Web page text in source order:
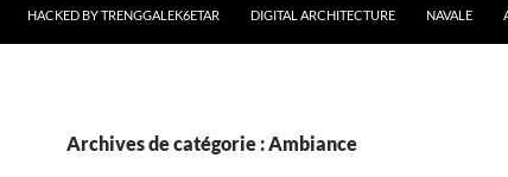
HACKED BY TRENGGALEK6ETAR DIGITAL ARCHITECTURE NAVALE
Archives de catégorie : Ambiance